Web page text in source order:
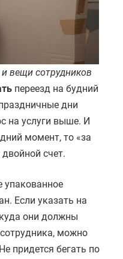
вещи сотрудников
переезд на будний
дни
на услуги выше. И
момент, то «за
счет.
упакованное
Если указать на
они должны
можно
придется бегать по